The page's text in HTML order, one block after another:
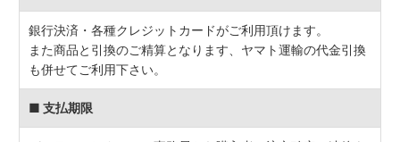
銀行決済・各種クレジットカードがご利用頂けます。
また商品と引換のご精算となります、ヤマト運輸の代金引換
も併せてご利用下さい。
■ 支払期限